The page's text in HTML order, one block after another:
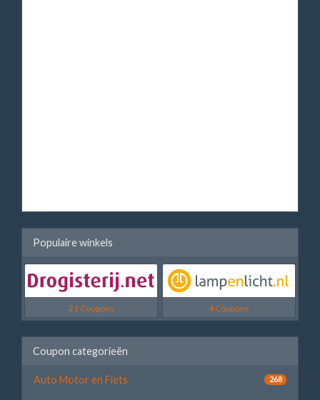
Populaire winkels
21 Coupons 4 Coupons
Coupon categorieën
Auto Motor en Fiets 268